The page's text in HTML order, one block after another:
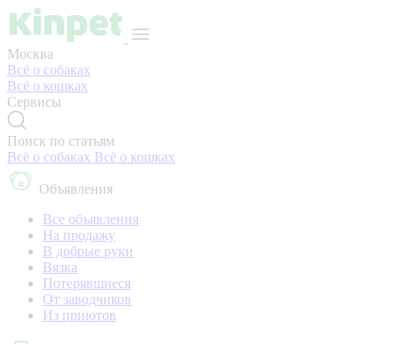
Москва
Всё о собаках
Всё о кошках
Сервисы
Поиск по статьям
Всё о собаках Всё о кошках
Объявления
Все объявления
На продажу
В добрые руки
Вязка
Потерявшиеся
От заводчиков
Из приютов